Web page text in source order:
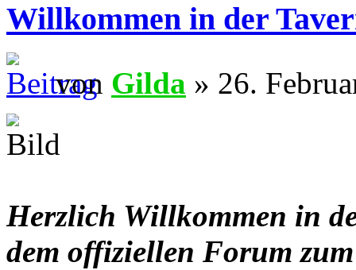
Willkommen in der
von Gilda » 26.
Herzlich Willkommen in
dem offiziellen Forum